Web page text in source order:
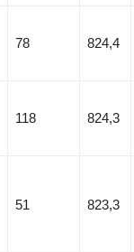
78 824,4
118 824,3
51 823,3